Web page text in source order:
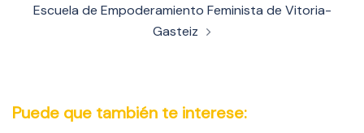
Escuela de Empoderamiento Feminista de Vitoria-
Gasteiz
Puede que también te interese: